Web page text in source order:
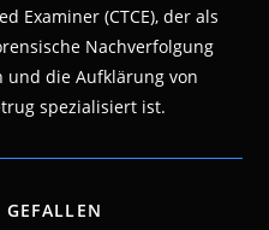
Examiner (CTCE), der als
Nachverfolgung
und die Aufklärung von
spezialisiert ist.